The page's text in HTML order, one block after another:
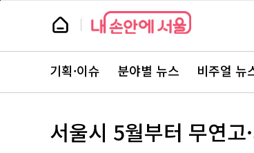
본
뉴
스
뉴
스
주
서
바
로
기획·이슈 분야별 뉴스 비주얼 뉴
서울시 5월부터 무연
페